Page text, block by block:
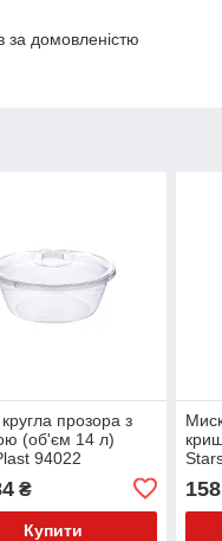
за домовленістю
прозора з
(об'єм 14 л)
94022
₴
Купити